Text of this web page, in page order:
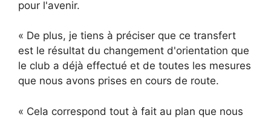
pour l'avenir.
« De plus, je tiens à préciser que ce transfert
est le résultat du changement d'orientation que
le club a déjà effectué et de toutes les mesures
que nous avons prises en cours de route.
« Cela correspond tout à fait au plan que nous